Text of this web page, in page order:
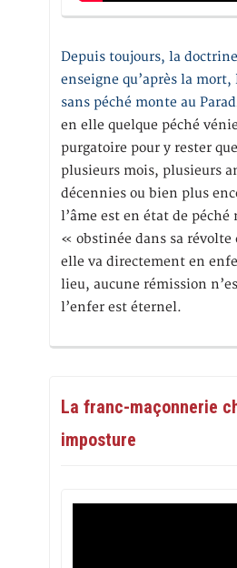
Depuis toujours, la
enseigne qu’après la mort,
sans péché monte au
en elle quelque péché
purgatoire pour y rester
plusieurs mois, plusieurs
décennies ou bien plus
l’âme est en état de péché
« obstinée dans sa
elle va directement en
lieu, aucune rémission
l’enfer est éternel.
La franc-maçonnerie
imposture